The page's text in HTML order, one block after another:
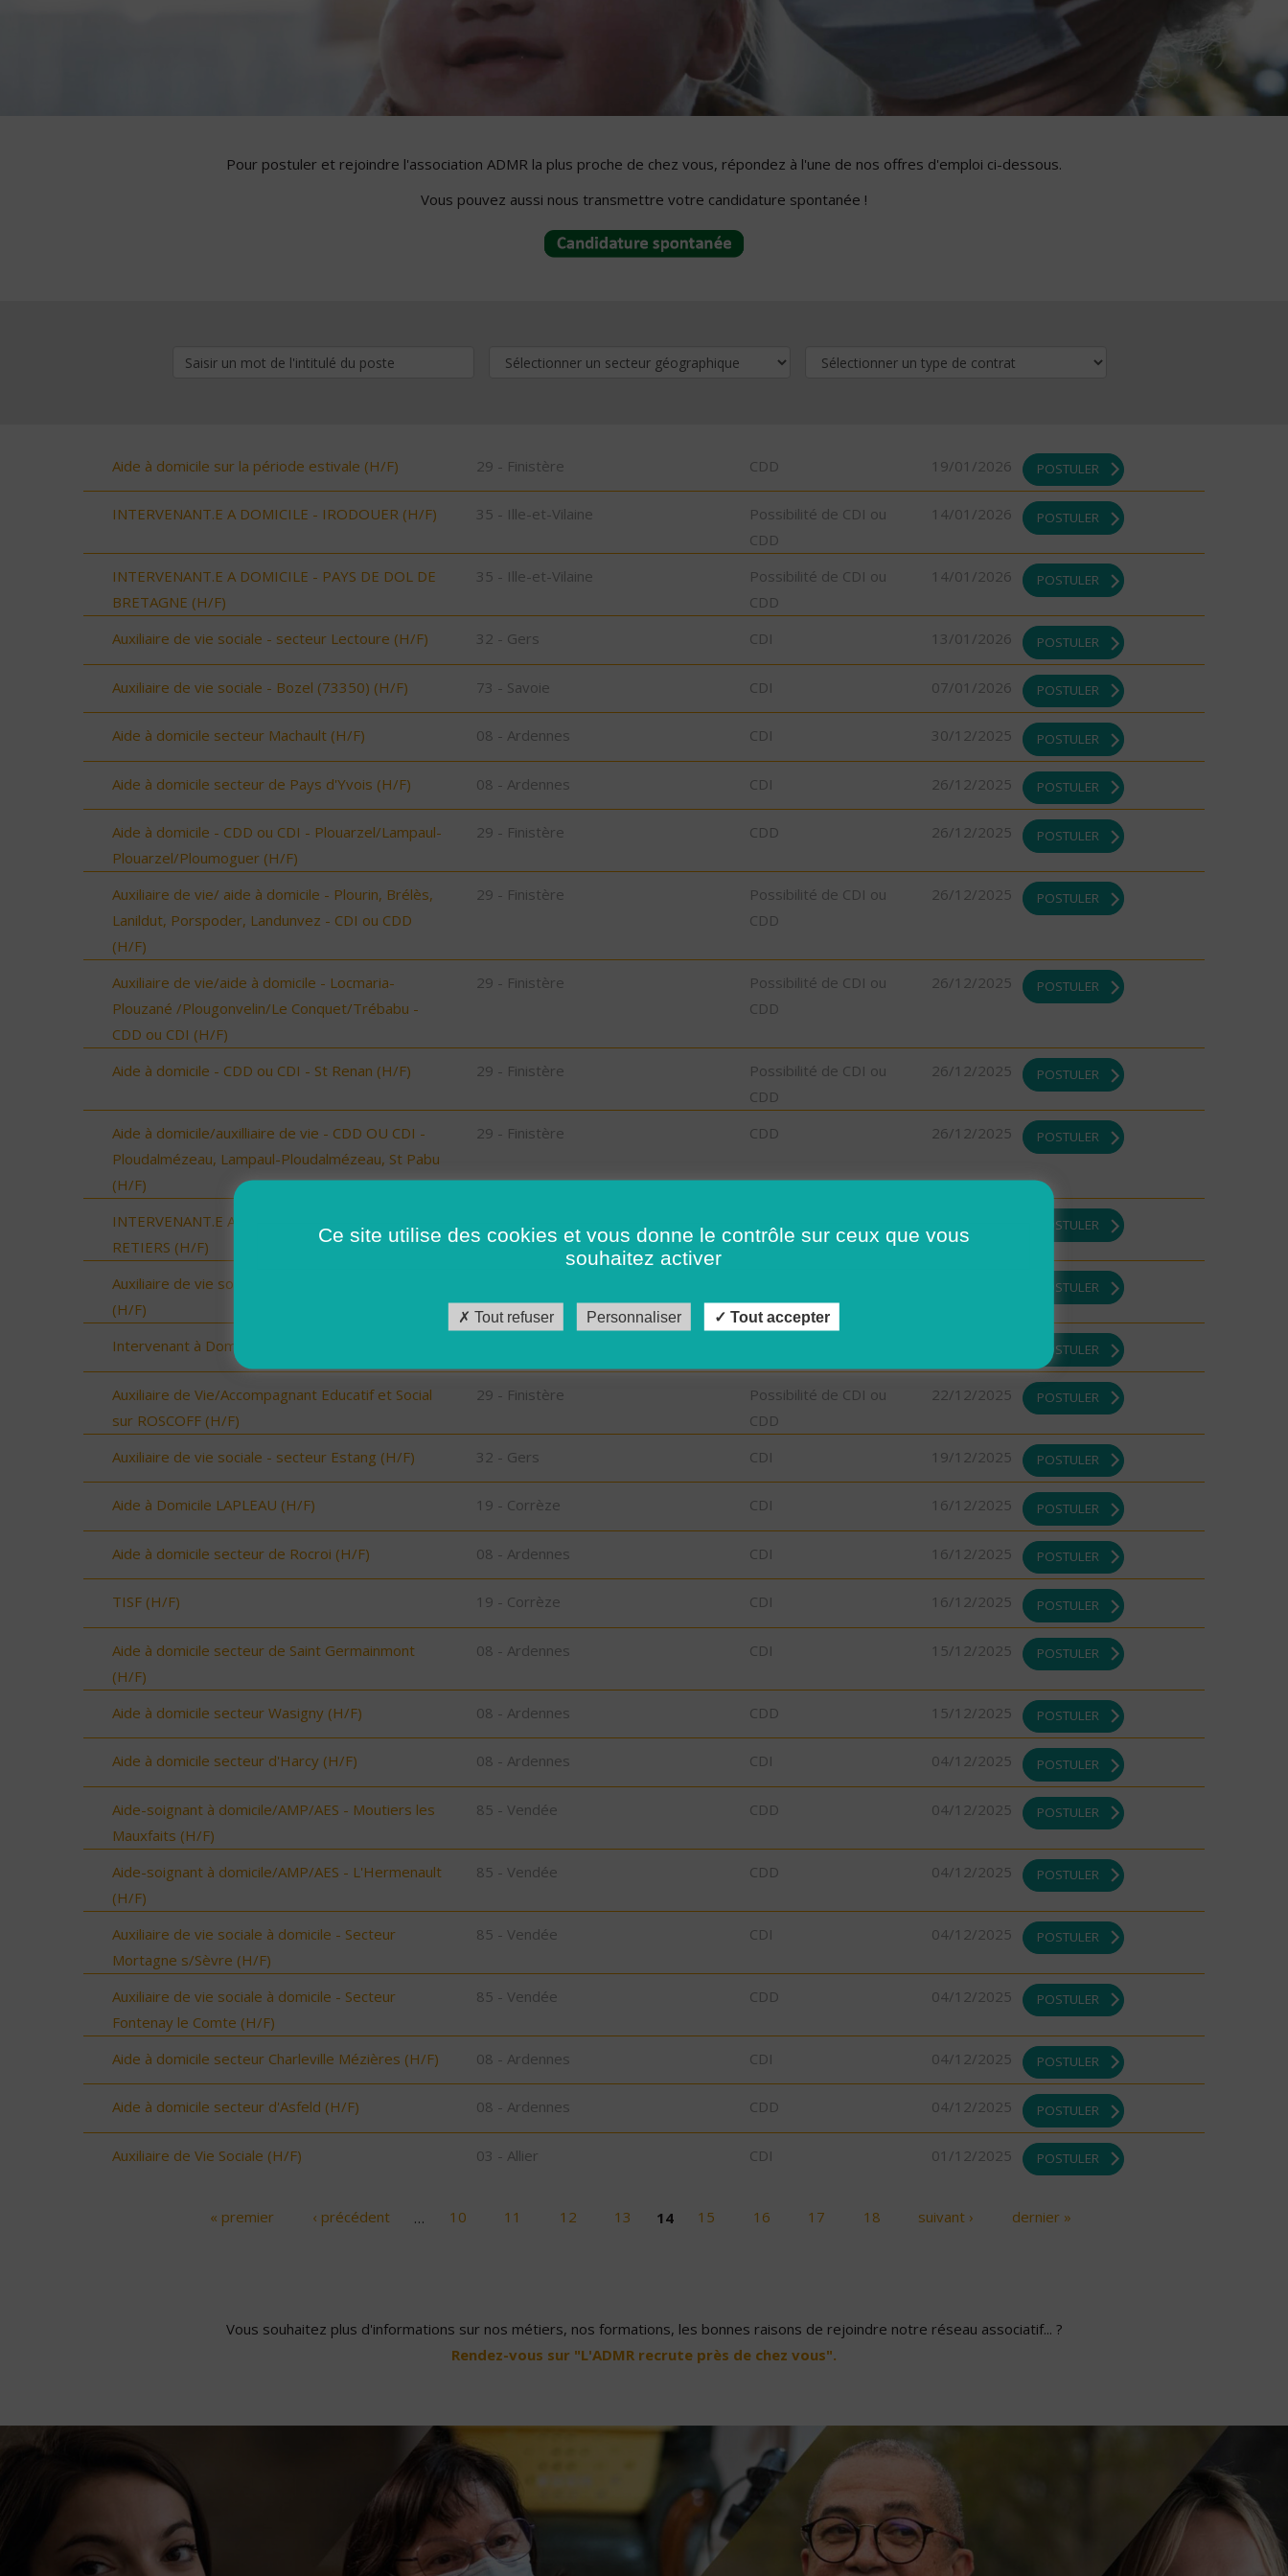
Pour postuler et rejoindre l'association ADMR la plus proche de chez vous, répondez à l'une de nos offres d'emploi ci-dessous.
Vous pouvez aussi nous transmettre votre candidature spontanée !
Aide à domicile sur la période estivale (H/F) 29 - Finistère CDD 19/01/2026 POSTULER
INTERVENANT.E A DOMICILE - IRODOUER (H/F) 35 - Ille-et-Vilaine
Possibilité de CDI ou
CDD
14/01/2026 POSTULER
INTERVENANT.E A DOMICILE - PAYS DE DOL DE
BRETAGNE (H/F)
35 - Ille-et-Vilaine
Possibilité de CDI ou
CDD
14/01/2026 POSTULER
Auxiliaire de vie sociale - secteur Lectoure (H/F) 32 - Gers CDI 13/01/2026 POSTULER
Auxiliaire de vie sociale - Bozel (73350) (H/F) 73 - Savoie CDI 07/01/2026 POSTULER
Aide à domicile secteur Machault (H/F) 08 - Ardennes CDI 30/12/2025 POSTULER
Aide à domicile secteur de Pays d'Yvois (H/F) 08 - Ardennes CDI 26/12/2025 POSTULER
Aide à domicile - CDD ou CDI - Plouarzel/Lampaul-
Plouarzel/Ploumoguer (H/F)
29 - Finistère CDD 26/12/2025 POSTULER
Auxiliaire de vie/ aide à domicile - Plourin, Brélès,
Lanildut, Porspoder, Landunvez - CDI ou CDD
(H/F)
29 - Finistère
Possibilité de CDI ou
CDD
26/12/2025 POSTULER
Auxiliaire de vie/aide à domicile - Locmaria-
Plouzané /Plougonvelin/Le Conquet/Trébabu -
CDD ou CDI (H/F)
29 - Finistère
Possibilité de CDI ou
CDD
26/12/2025 POSTULER
Aide à domicile - CDD ou CDI - St Renan (H/F) 29 - Finistère
Possibilité de CDI ou
CDD
26/12/2025 POSTULER
Aide à domicile/auxilliaire de vie - CDD OU CDI -
Ploudalmézeau, Lampaul-Ploudalmézeau, St Pabu
(H/F)
29 - Finistère CDD 26/12/2025 POSTULER
INTERVENANT.E A DOMICILE - MARTIGNE-
RETIERS (H/F)
CDD
POSTULER
Auxiliaire de vie sociale - secteur Vic-Fezensac
(H/F)
POSTULER
Intervenant à Domicile sur ROSCOFF (H/F) POSTULER
Auxiliaire de Vie/Accompagnant Educatif et Social
sur ROSCOFF (H/F)
29 - Finistère
Possibilité de CDI ou
CDD
22/12/2025 POSTULER
Auxiliaire de vie sociale - secteur Estang (H/F) 32 - Gers CDI 19/12/2025 POSTULER
Aide à Domicile LAPLEAU (H/F) 19 - Corrèze CDI 16/12/2025 POSTULER
Aide à domicile secteur de Rocroi (H/F) 08 - Ardennes CDI 16/12/2025 POSTULER
TISF (H/F) 19 - Corrèze CDI 16/12/2025 POSTULER
Aide à domicile secteur de Saint Germainmont
(H/F)
08 - Ardennes CDI 15/12/2025 POSTULER
Aide à domicile secteur Wasigny (H/F) 08 - Ardennes CDD 15/12/2025 POSTULER
Aide à domicile secteur d'Harcy (H/F) 08 - Ardennes CDI 04/12/2025 POSTULER
Aide-soignant à domicile/AMP/AES - Moutiers les
Mauxfaits (H/F)
85 - Vendée CDD 04/12/2025 POSTULER
Aide-soignant à domicile/AMP/AES - L'Hermenault
(H/F)
85 - Vendée CDD 04/12/2025 POSTULER
Auxiliaire de vie sociale à domicile - Secteur
Mortagne s/Sèvre (H/F)
85 - Vendée CDI 04/12/2025 POSTULER
Auxiliaire de vie sociale à domicile - Secteur
Fontenay le Comte (H/F)
85 - Vendée CDD 04/12/2025 POSTULER
Aide à domicile secteur Charleville Mézières (H/F) 08 - Ardennes CDI 04/12/2025 POSTULER
Aide à domicile secteur d'Asfeld (H/F) 08 - Ardennes CDD 04/12/2025 POSTULER
Auxiliaire de Vie Sociale (H/F) 03 - Allier CDI 01/12/2025 POSTULER
« premier ‹ précédent … 10 11 12 13 14 15 16 17 18 suivant › dernier »
Vous souhaitez plus d'informations sur nos métiers, nos formations, les bonnes raisons de rejoindre notre réseau associatif... ?
Rendez-vous sur "L'ADMR recrute près de chez vous".
Ce site utilise des cookies et vous donne le contrôle sur ceux que vous
souhaitez activer
Tout refuser Personnaliser Tout accepter